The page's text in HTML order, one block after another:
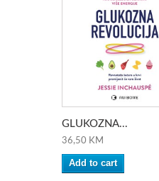
GLUKOZNA...
36,50 KM
Add to cart